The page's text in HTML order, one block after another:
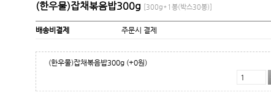
(한우물)잡채볶음밥300g [300g*1봉(박스30봉)]
배송비결제 주문시 결제
(한우물)잡채볶음밥300g (+0원)